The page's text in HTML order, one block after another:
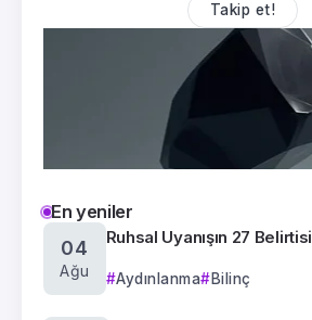
Takip et!
En yeniler
04
Ağu
Ruhsal Uyanışın 27 Belirtisi
Aydınlanma Bilinç